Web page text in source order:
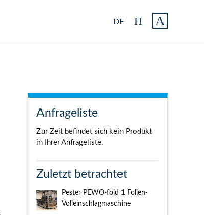
DE
Anfrageliste
Zur Zeit befindet sich kein Produkt
in Ihrer Anfrageliste.
Zuletzt betrachtet
Pester PEWO-fold 1 Folien-
Volleinschlagmaschine